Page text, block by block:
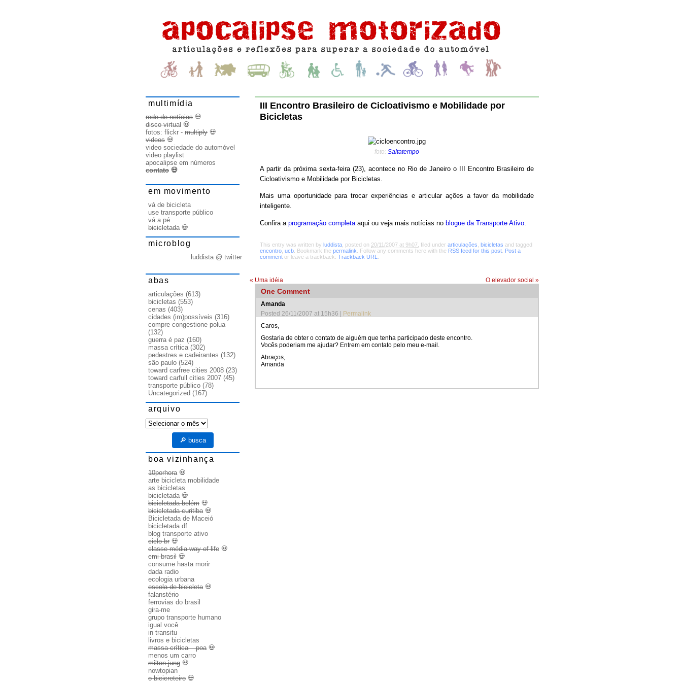
III Encontro Brasileiro de Cicloativismo e Mobilidade por
Bicicletas
foto: Saltatempo
A partir da próxima sexta-feira (23), acontece no Rio de Janeiro o III Encontro Brasileiro de
Cicloativismo e Mobilidade por Bicicletas.
Mais uma oportunidade para trocar experiências e articular ações a favor da mobilidade
inteligente.
Confira a programação completa aqui ou veja mais notícias no blogue da Transporte Ativo
This entry was written by luddista , posted on 20/11/2007 at 9h07 , filed under articulações bicicletas and tagged
encontro ucb . Bookmark the permalink . Follow any comments here with the RSS feed for this post Post a
comment or leave a trackback: Trackback URL
« Uma idéia O elevador social »
One Comment
Amanda
Posted 26/11/2007 at 15h36 | Permalink
Caros,
Gostaria de obter o contato de alguém que tenha participado deste encontro.
Vocês poderiam me ajudar? Entrem em contato pelo meu e-mail.
Abraços,
Amanda
multimídia
rede de notícias 💀
disco virtual 💀
fotos: flickr - multiply 💀
videos 💀
video sociedade do automóvel
video playlist
apocalipse em números
contato 💀
em movimento
vá de bicicleta
use transporte público
vá a pé
bicicletada💀
microblog
luddista @ twitter
abas
articulações (613)
bicicletas (553)
cenas (403)
cidades (im)possíveis (316)
compre congestione polua
(132)
guerra é paz (160)
massa crítica(302)
pedestres e cadeirantes (132)
são paulo (524)
toward carfree cities 2008 (23)
toward carfull cities 2007 (45)
transporte público (78)
Uncategorized (167)
arquivo
arquivo
🔎 busca
boa vizinhança
10porhora💀
arte bicicleta mobilidade
as bicicletas
bicicletada💀
bicicletada belém 💀
bicicletada curitiba💀
Bicicletada de Maceió
bicicletada df
blog transporte ativo
ciclo br 💀
classe média way of life 💀
cmi brasil 💀
consume hasta morir
dada radio
ecologia urbana
escola de bicicleta💀
falanstério
ferrovias do brasil
gira-me
grupo transporte humano
igual você
in transitu
livros e bicicletas
massa crítica – poa💀
menos um carro
milton jung 💀
nowtopian
o bicicreteiro 💀